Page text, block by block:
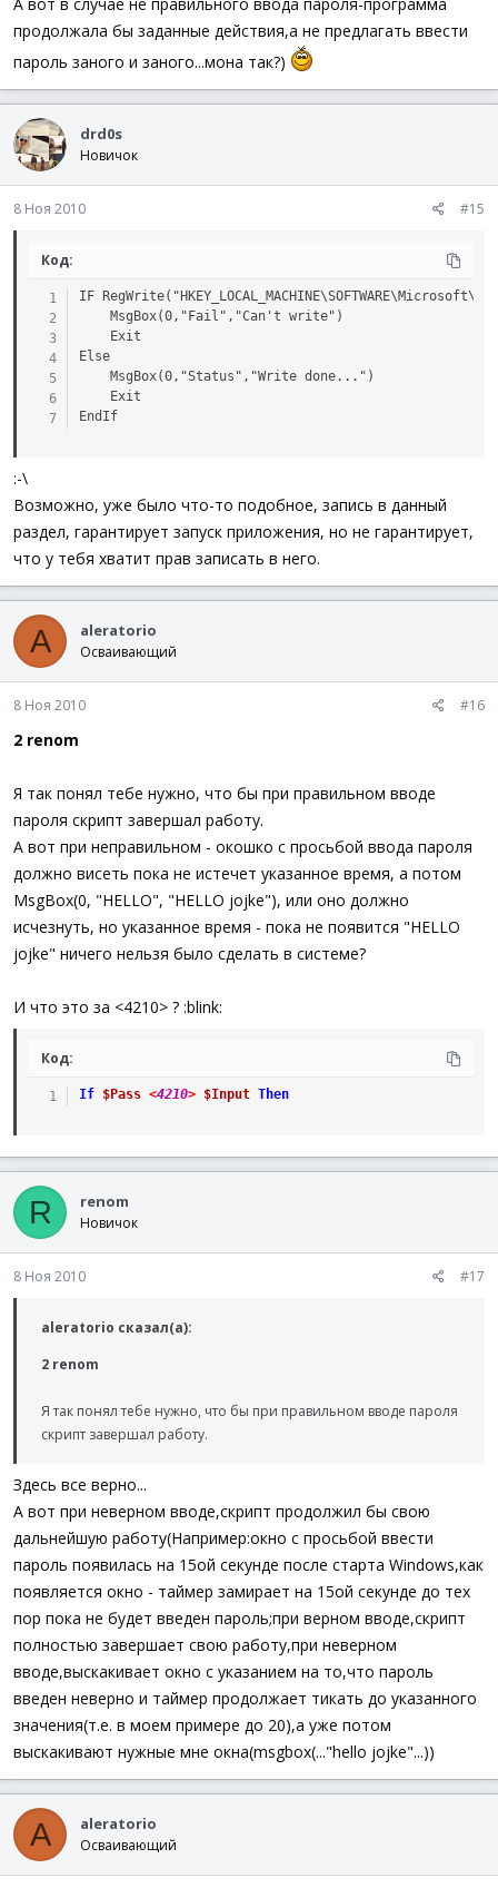
продолжала бы заданные действия,а не предлагать ввести
пароль заного и заного...мона так?)
drd0s
Новичок
8 Ноя 2010 #15
Код:
IF
Else
EndIf
:-\
Возможно, уже было что-то подобное, запись в данный
раздел, гарантирует запуск приложения, но не гарантирует,
что у тебя хватит прав записать в него.
A aleratorio
Осваивающий
8 Ноя 2010 #16
2 renom
Я так понял тебе нужно, что бы при правильном вводе
пароля скрипт завершал работу.
А вот при неправильном - окошко с просьбой ввода пароля
должно висеть пока не истечет указанное время, а потом
MsgBox(0, "HELLO", "HELLO jojke"), или оно должно
исчезнуть, но указанное время - пока не появится "HELLO
jojke" ничего нельзя было сделать в системе?
И что это за <4210> ? :blink:
Код:
If $Pass <4210> $Input Then
R renom
Новичок
8 Ноя 2010 #17
aleratorio сказал(а):
2 renom
Я так понял тебе нужно, что бы при правильном вводе пароля
скрипт завершал работу.
Здесь все верно...
А вот при неверном вводе,скрипт продолжил бы свою
дальнейшую работу(Например:окно с просьбой ввести
пароль появилась на 15ой секунде после старта Windows,как
появляется окно - таймер замирает на 15ой секунде до тех
пор пока не будет введен пароль;при верном вводе,скрипт
полностью завершает свою работу,при неверном
вводе,выскакивает окно с указанием на то,что пароль
введен неверно и таймер продолжает тикать до указанного
значения(т.е. в моем примере до 20),а уже потом
выскакивают нужные мне окна(msgbox(..."hello jojke"...))
A aleratorio
Осваивающий